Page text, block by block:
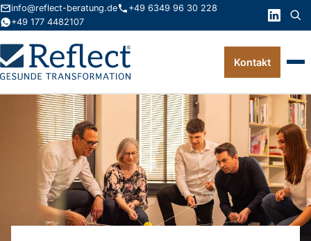
info@reflect-beratung.de
+49 6349 96 30 228
+49 177 4482107
Leistungen
Produkte
Wissen
Über uns
Kontakt